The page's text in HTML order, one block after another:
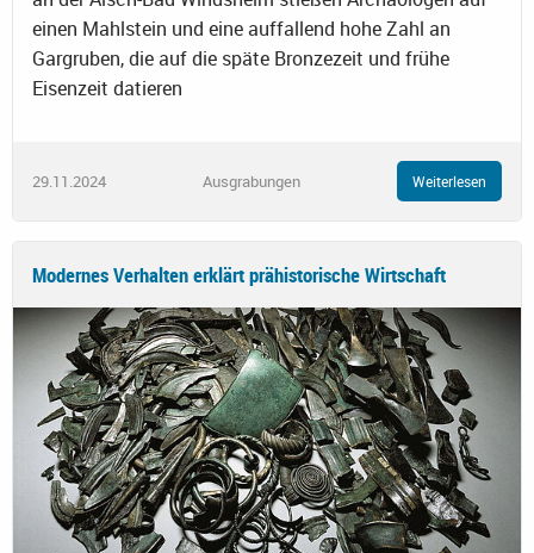
einen Mahlstein und eine auffallend hohe Zahl an
Gargruben, die auf die späte Bronzezeit und frühe
Eisenzeit datieren
29.11.2024 Ausgrabungen Weiterlesen
Modernes Verhalten erklärt prähistorische Wirtschaft